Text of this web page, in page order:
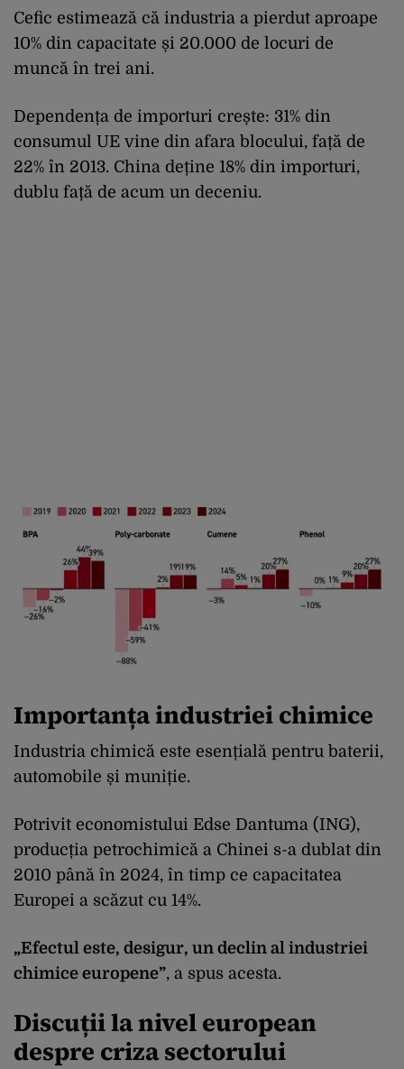
Cefic estimează că industria a pierdut aproape
10% din capacitate și 20.000 de locuri de
muncă în trei ani.
Dependența de importuri crește: 31% din
consumul UE vine din afara blocului, față de
22% în 2013. China deține 18% din importuri,
dublu față de acum un deceniu.
Importanța industriei chimice
Industria chimică este esențială pentru baterii,
automobile și muniție.
Potrivit economistului Edse Dantuma (ING),
producția petrochimică a Chinei s-a dublat din
2010 până în 2024, în timp ce capacitatea
Europei a scăzut cu 14%.
„Efectul este, desigur, un declin al industriei
chimice europene”, a spus acesta.
Discuții la nivel european
despre criza sectorului